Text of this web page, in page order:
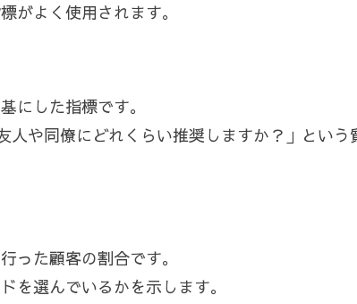
がよく使用されます。
にした指標です。
人や同僚にどれくらい推奨しますか？」とい
った顧客の割合です。
を選んでいるかを示します。